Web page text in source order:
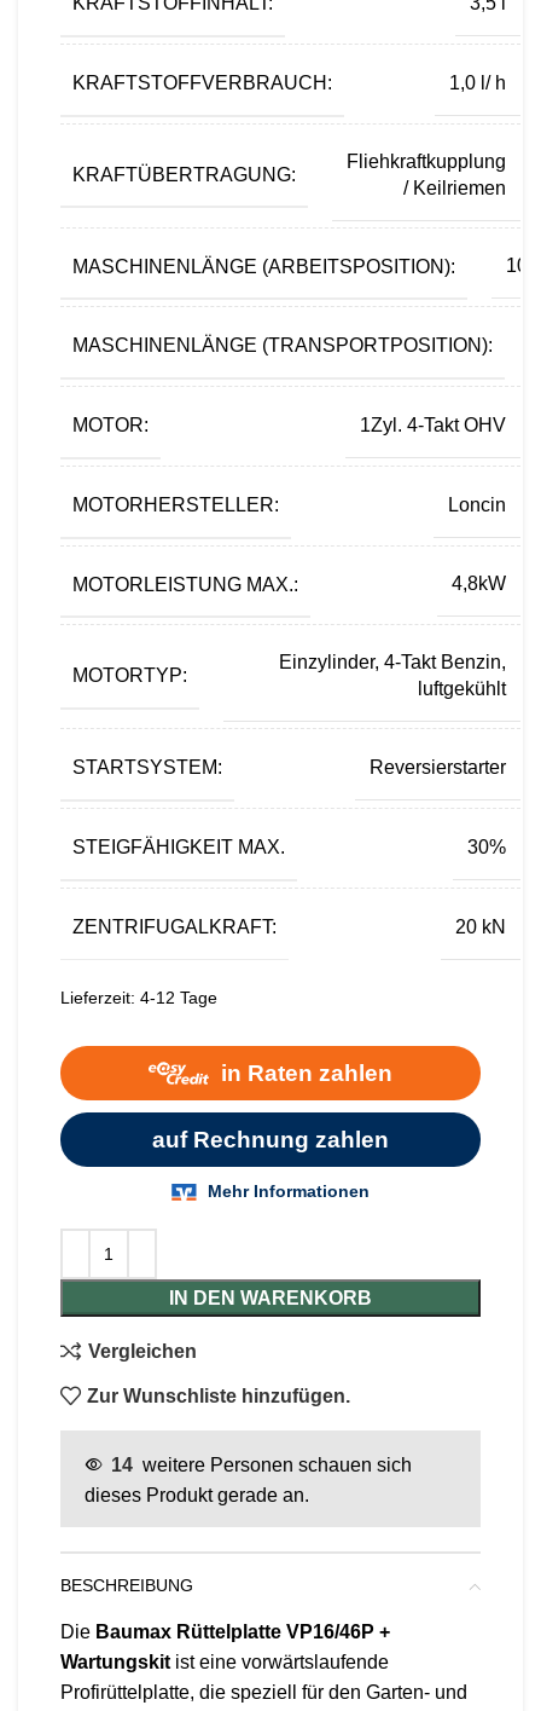
KRAFTSTOFFVERBRAUCH: 1,0 l/ h
KRAFTÜBERTRAGUNG:
Fliehkraftkupplung
/ Keilriemen
MASCHINENLÄNGE (ARBEITSPOSITION):
MASCHINENLÄNGE (TRANSPORTPOSITION):
MOTOR: 1Zyl. 4-Takt OHV
MOTORHERSTELLER: Loncin
MOTORLEISTUNG MAX.: 4,8kW
MOTORTYP:
Einzylinder, 4-Takt Benzin,
luftgekühlt
STARTSYSTEM: Reversierstarter
STEIGFÄHIGKEIT MAX. 30%
ZENTRIFUGALKRAFT: 20 kN
Lieferzeit: 4-12 Tage
IN DEN WARENKORB
Vergleichen
Zur Wunschliste hinzufügen.
14 weitere Personen schauen sich
dieses Produkt gerade an.
BESCHREIBUNG
Die Baumax Rüttelplatte VP16/46P +
Wartungskit ist eine vorwärtslaufende
Profirüttelplatte, die speziell für den Garten- und